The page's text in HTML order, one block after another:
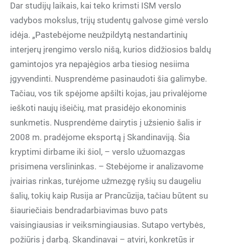
Dar studijų laikais, kai teko krimsti ISM verslo
vadybos mokslus, trijų studentų galvose gimė verslo
idėja. „Pastebėjome neužpildytą nestandartinių
interjerų įrengimo verslo nišą, kurios didžiosios baldų
gamintojos yra nepajėgios arba tiesiog nesiima
įgyvendinti. Nusprendėme pasinaudoti šia galimybe.
Tačiau, vos tik spėjome apšilti kojas, jau privalėjome
ieškoti naujų išeičių, mat prasidėjo ekonominis
sunkmetis. Nusprendėme dairytis į užsienio šalis ir
2008 m. pradėjome eksportą į Skandinaviją. Šia
kryptimi dirbame iki šiol, – verslo užuomazgas
prisimena verslininkas. – Stebėjome ir analizavome
įvairias rinkas, turėjome užmezgę ryšių su daugeliu
šalių, tokių kaip Rusija ar Prancūzija, tačiau būtent su
šiauriečiais bendradarbiavimas buvo pats
vaisingiausias ir veiksmingiausias. Sutapo vertybės,
požiūris į darbą. Skandinavai – atviri, konkretūs ir